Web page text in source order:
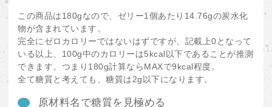
この商品は180gなので、ゼリー1個あたり14.76gの炭水化
物が含まれています。
完全にゼロカロリーではないはずですが、記載上0となって
いる以上、100g中のカロリーは5kcal以下であることが推測
できます。つまり180g計算ならMAXで9kcal程度。
全て糖質と考えても、糖質は2g以下になります。
原材料名で糖質を見極める